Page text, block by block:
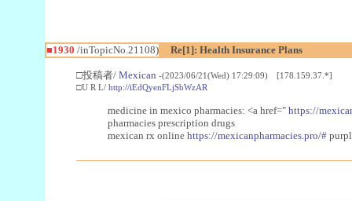
■1930 /inTopicNo.21108) Re[1]: Health Insurance Plans
□投稿者/ Mexican -(2023/06/21(Wed) 17:29:09) [178.159.37.*]
□U R L/ http://iEdQyenFLjSbWzAR
medicine in mexico pharmacies: <a href=" https://
pharmacies prescription drugs
mexican rx online https://mexicanpharmacies.pro/#